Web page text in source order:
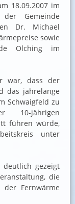
18.09.2007 im
der Gemeinde
Dr. Michael
sowie
Olching im
war, dass der
das jahrelange
Schwaigfeld zu
10-jährigen
führen würde,
unter
gezeigt
die
Fernwärme